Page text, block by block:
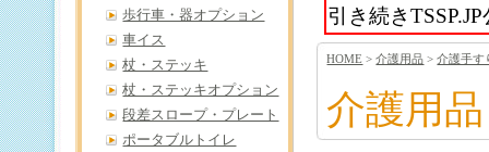
引き続き
HOME >介護用品 >介護手す
介護用品
歩行車・器オプション
車イス
杖・ステッキ
杖・ステッキオプション
段差スロープ・プレート
ポータブルトイレ